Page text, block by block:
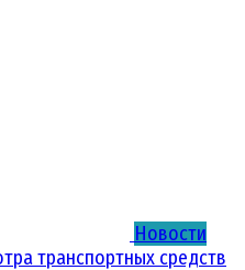
Новости
транспортных средств